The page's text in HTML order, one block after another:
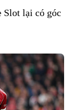
Slot lại có góc